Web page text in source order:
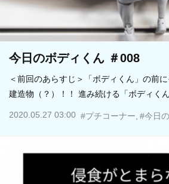
今日のボディくん ＃008
＜前回のあらすじ＞「ボディくん」の前
建造物（？）！！ 進み続ける「ボディく
2020.05.27 03:00 #プチコーナー #今日のボ